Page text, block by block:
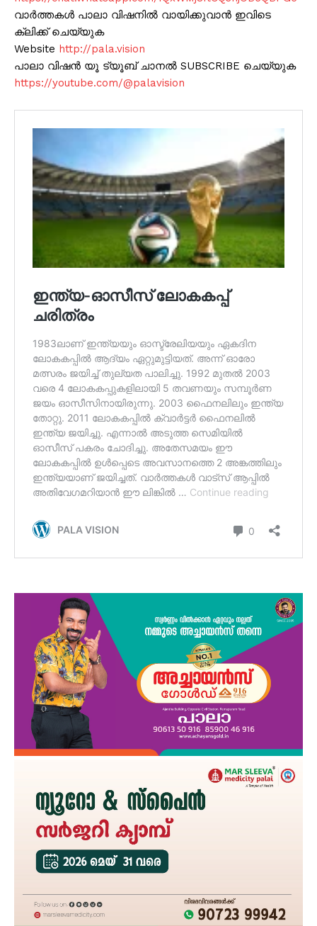
വാർത്തകൾ പാലാ വിഷനിൽ വായിക്കുവാൻ ഇവിടെ
ക്ലിക്ക് ചെയ്യുക
Website http://pala.vision
പാലാ വിഷൻ യൂ ട്യൂബ് ചാനൽ SUBSCRIBE ചെയ്യുക
https://youtube.com/@palavision